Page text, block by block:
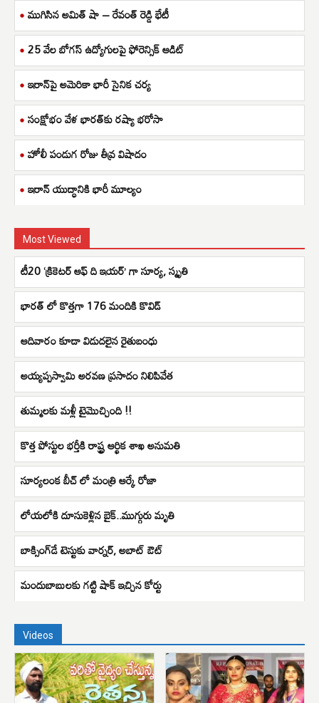
ముగిసిన అమిత్ షా – రేవంత్ రెడ్డి భేటీ
25 వేల బోగస్ ఉద్యోగులపై ఫోరెన్సిక్ ఆడిట్
ఇరాన్‌పై అమెరికా భారీ సైనిక చర్య
సంక్షోభం వేళ భారత్‌కు రష్యా భరోసా
హోలీ పండుగ రోజు తీవ్ర విషాదం
ఇరాన్ యుద్ధానికి భారీ మూల్యం
Most Viewed
టీ20 ‘క్రికెటర్ ఆఫ్ ది ఇయర్’ గా సూర్య, స్మృతి
భారత్ లో కొత్తగా 176 మందికి కొవిడ్
ఆదివారం కూడా విడుదలైన రైతుబంధు
అయ్యప్పస్వామి అరవణ ప్రసాదం నిలిపివేత
తుమ్మలకు మళ్లీ టైమొచ్చింది !!
కొత్త పోస్టుల భర్తీకి రాష్ట్ర ఆర్థిక శాఖ అనుమతి
సూర్యలంక బీచ్ లో మంత్రి ఆర్కే రోజా
లోయలోకి దూసుకెళ్లిన బైక్..ముగ్గురు మృతి
బాక్సింగ్​డే టెస్టుకు వార్నర్​, అబాట్​ ఔట్​
మందుబాబులకు గట్టి షాక్ ఇచ్చిన కోర్టు
Videos